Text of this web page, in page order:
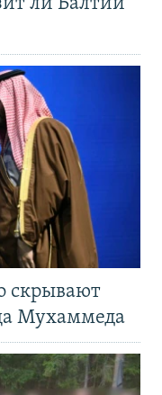
ли Балтии
скрывают
Мухаммеда